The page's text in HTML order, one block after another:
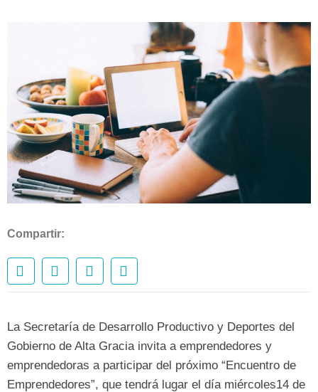
Compartir:
La Secretaría de Desarrollo Productivo y Deportes del
Gobierno de Alta Gracia invita a emprendedores y
emprendedoras a participar del próximo “Encuentro de
Emprendedores”, que tendrá lugar el día miércoles14 de